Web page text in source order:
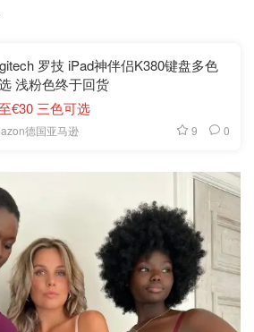
罗技 iPad神伴侣K380键盘多色
浅粉色终于回货
€30 三色可选
德国亚马逊 9 0